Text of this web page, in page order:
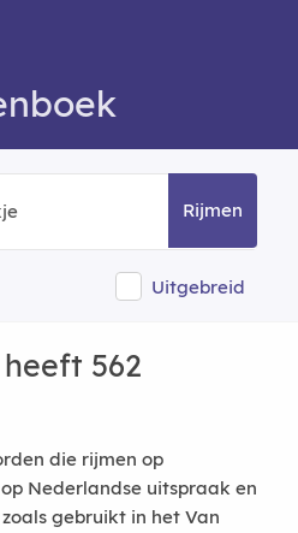
Rijmen
Uitgebreid
562
die rijmen op
Nederlandse uitspraak en
gebruikt in het Van